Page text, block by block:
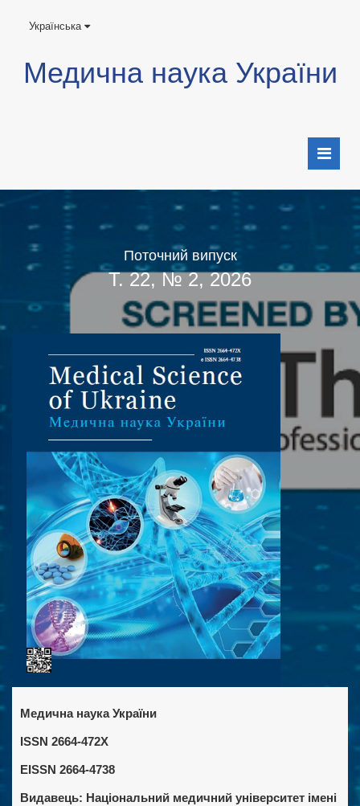
Українська
Медична наука України
Поточний випуск
Т. 22, № 2, 2026
Медична наука України
ISSN 2664-472X
EISSN 2664-4738
Видавець: Національний медичний університет імені